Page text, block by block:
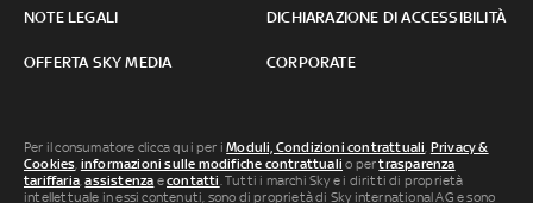
NOTE LEGALI DICHIARAZIONE DI ACCESSIBILITÀ
OFFERTA SKY MEDIA CORPORATE
Per il consumatore clicca qui per iModuli, Condizioni contrattuali, Privacy &
Cookies, informazioni sulle modifiche contrattuali o pertrasparenza
tariffaria,assistenza econtatti. Tutti i marchi Sky e i diritti di proprietà
intellettuale in essi contenuti, sono di proprietà di Sky international AG e sono